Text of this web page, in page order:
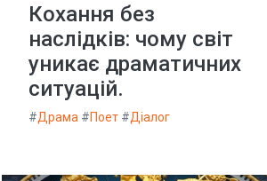
Кохання без
наслідків: чому світ
уникає драматичних
ситуацій.
#Драма #Поет #Діалог